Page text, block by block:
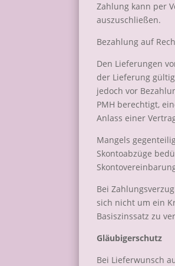
Zahlung kann per
auszuschließen.
Bezahlung auf
Den Lieferungen
der Lieferung
jedoch vor
PMH berechtigt,
Anlass einer
Mangels
Skontoabzüge
Bei
sich nicht um ein
Basiszinssatz zu
Gläubigerschutz
Bei Lieferwunsch